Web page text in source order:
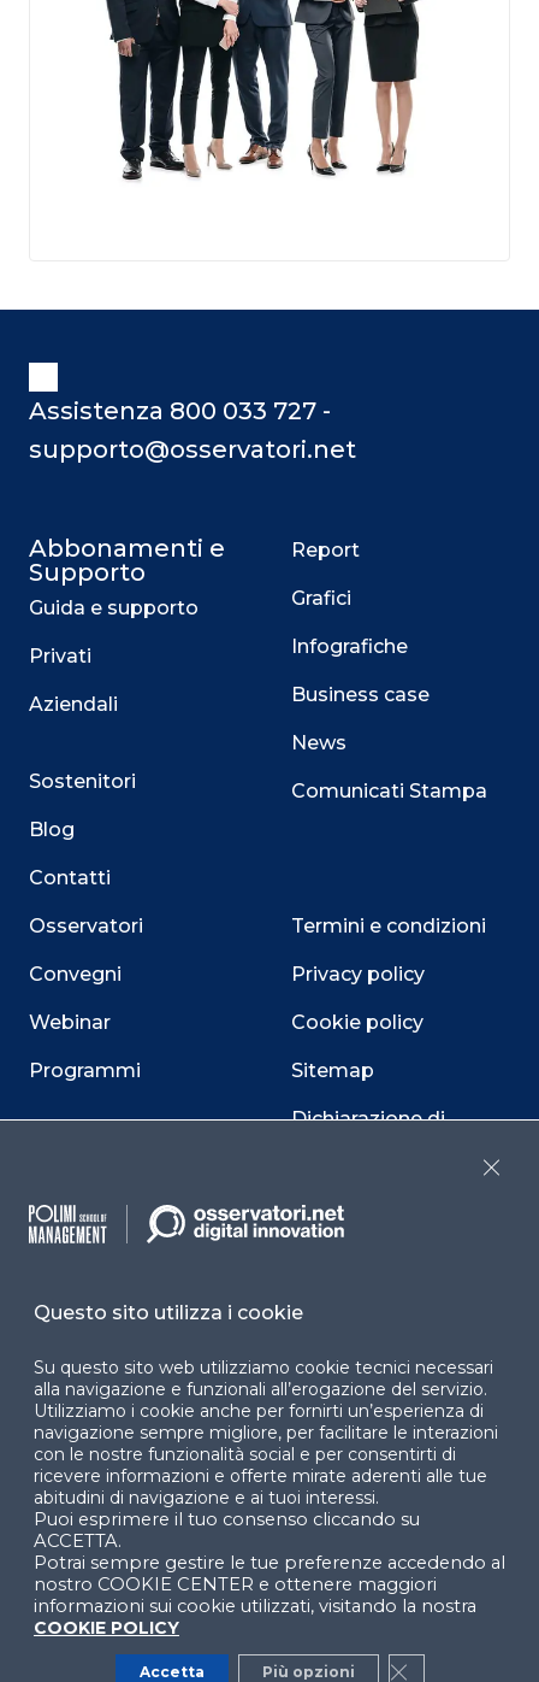
Assistenza 800 033 727 -
supporto@osservatori.net
Abbonamenti e
Supporto
Guida e supporto
Privati
Aziendali
Sostenitori
Blog
Contatti
Osservatori
Convegni
Webinar
Programmi
Report
Grafici
Infografiche
Business case
News
Comunicati Stampa
Termini e condizioni
Privacy policy
Cookie policy
Sitemap
Dichiarazione di
Cookie Center
Facebook LinkedIn
YouTube X
© 2024 Copyright © Politecnico di Milano Dipartimento
di Ingegneria Gestionale
Questo sito utilizza i cookie
Su questo sito web utilizziamo cookie tecnici necessari
alla navigazione e funzionali all’erogazione del servizio.
Utilizziamo i cookie anche per fornirti un’esperienza di
navigazione sempre migliore, per facilitare le interazioni
con le nostre funzionalità social e per consentirti di
ricevere informazioni e offerte mirate aderenti alle tue
abitudini di navigazione e ai tuoi interessi.
Puoi esprimere il tuo consenso cliccando su
ACCETTA.
Potrai sempre gestire le tue preferenze accedendo al
nostro COOKIE CENTER e ottenere maggiori
informazioni sui cookie utilizzati, visitando la nostra
COOKIE POLICY
Accetta Più opzioni Close GDPR